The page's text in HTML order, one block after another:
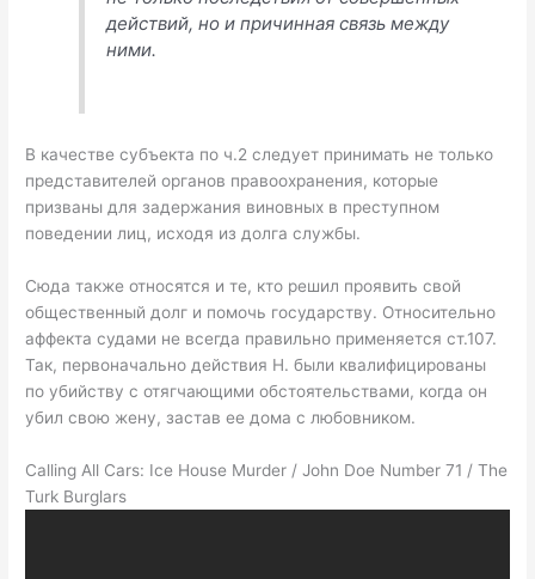
действий, но и причинная связь между
ними.
В качестве субъекта по ч.2 следует принимать не только
представителей органов правоохранения, которые
призваны для задержания виновных в преступном
поведении лиц, исходя из долга службы.
Сюда также относятся и те, кто решил проявить свой
общественный долг и помочь государству. Относительно
аффекта судами не всегда правильно применяется ст.107.
Так, первоначально действия Н. были квалифицированы
по убийству с отягчающими обстоятельствами, когда он
убил свою жену, застав ее дома с любовником.
Calling All Cars: Ice House Murder / John Doe Number 71 / The
Turk Burglars